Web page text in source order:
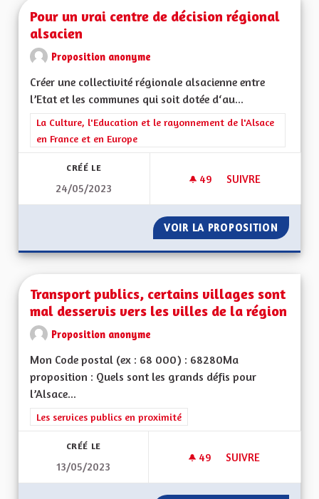
Pour un vrai centre de décision régional
alsacien
Proposition anonyme
Créer une collectivité régionale alsacienne entre
l’Etat et les communes qui soit dotée d‘au...
Filtrer les résultats de la catégorie : La Culture, l'Education et
La Culture, l'Education et le rayonnement de l'Alsace
en France et en Europe
CRÉÉ LE
24/05/2023
49 49 ABONNÉS
SUIVRE
VOIR LA PROPOSITION POUR
Transport publics, certains villages sont
mal desservis vers les villes de la région
Proposition anonyme
Mon Code postal (ex : 68 000) : 68280Ma
proposition : Quels sont les grands défis pour
l’Alsace...
Filtrer les résultats de la catégorie : Les services publics en
Les services publics en proximité
CRÉÉ LE
13/05/2023
49 49 ABONNÉS
SUIVRE